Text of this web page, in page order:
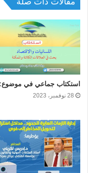
استكتاب جماعي في موضوع:
28 نوفمبر، 2023